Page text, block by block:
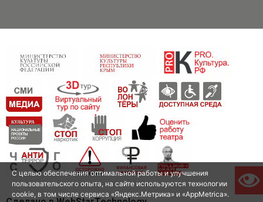
С целью обеспечения оптимальной работы и улучшения
пользовательского опыта, на сайте используются технологии
cookie, в том числе сервиса «Яндекс.Метрика» и «AppMetrica».